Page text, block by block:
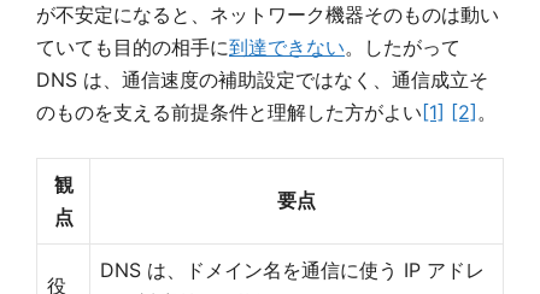
が不安定になると、ネットワーク機器そのものは動い
ていても目的の相手に到達できない。したがって
DNS は、通信速度の補助設定ではなく、通信成立そ
のものを支える前提条件と理解した方がよい[1] [2] 。
観
点
要点
役
DNS は、ドメイン名を通信に使う IP アドレ